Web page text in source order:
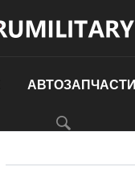
АВТОЗАПЧАСТИ